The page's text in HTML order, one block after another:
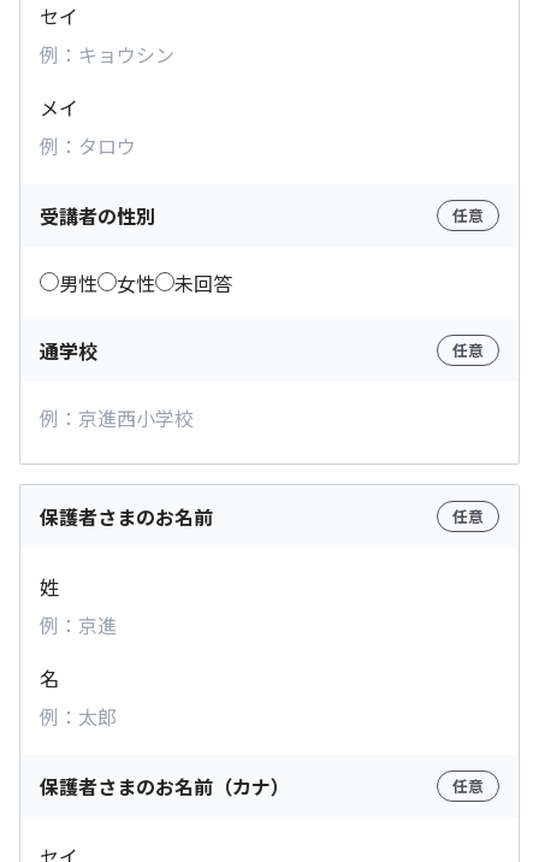
セイ
メイ
受講者の性別 任意
男性 女性 未回答
通学校 任意
保護者さまのお名前 任意
姓
名
保護者さまのお名前（カナ） 任意
セイ